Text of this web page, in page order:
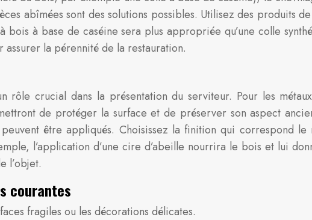
abîmées sont des solutions possibles. Utilisez des produits
bois à base de caséine sera plus appropriée qu’une colle
la pérennité de la restauration.
rôle crucial dans la présentation du serviteur. Pour les
de protéger la surface et de préserver son aspect
être appliqués. Choisissez la finition qui correspond
l’application d’une cire d’abeille nourrira le bois et lui
l’objet.
courantes
fragiles ou les décorations délicates.